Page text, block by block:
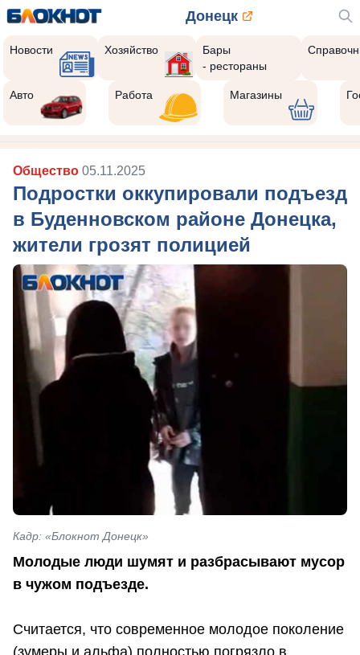
Донецк
Новости Хозяйство
Бары
- рестораны
Авто Работа Магазины
Общество 05.11.2025
Подростки оккупировали подъезд
в Буденновском районе Донецка,
жители грозят полицией
Кадр: «Блокнот Донецк»
Молодые люди шумят и разбрасывают мусор
в чужом подъезде.
Считается, что современное молодое поколение